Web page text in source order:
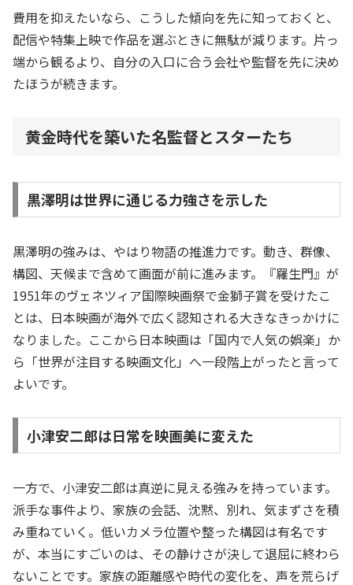
費用を抑えたいなら、こうした傾向を先に知っておくと、
配信や特集上映で作品を選ぶときに無駄が減ります。片っ
端から観るより、自分の入口に合う会社や監督を先に決め
たほうが続きます。
黄金時代を築いた名監督とスターたち
黒澤明は世界に通じる力強さを示した
黒澤明の強みは、やはり物語の推進力です。動き、群像、
構図、天候まで含めて画面が前に進みます。『羅生門』が
1951年のヴェネツィア国際映画祭で金獅子賞を受けたこ
とは、日本映画が海外で広く認知される大きなきっかけに
なりました。ここから日本映画は「国内で人気の娯楽」か
ら「世界が注目する映画文化」へ一段階上がったと言って
よいです。
小津安二郎は日常を映画美に変えた
一方で、小津安二郎は真逆に見える強みを持っています。
派手な事件より、家族の会話、沈黙、別れ、気まずさを積
み重ねていく。低いカメラ位置や整った構図は有名です
が、本当にすごいのは、その静けさが決して退屈に終わら
ないことです。家族の距離感や時代の変化を、声を荒らげ